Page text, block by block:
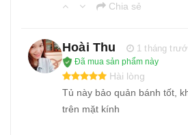
Chia sẻ
Hoài Thu
1 tháng
Đã mua sản phẩm này
Hài lòng
Tủ này bảo quản bánh tốt,
trên mặt kính